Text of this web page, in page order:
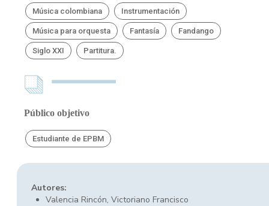
Música colombiana Instrumentación
Música para orquesta Fantasía Fandango
Siglo XXI Partitura.
Público objetivo
Estudiante de EPBM
Autores:
Valencia Rincón, Victoriano Francisco